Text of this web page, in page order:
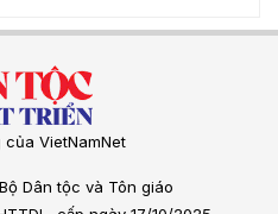
VietNamNet
Dân tộc và Tôn giáo